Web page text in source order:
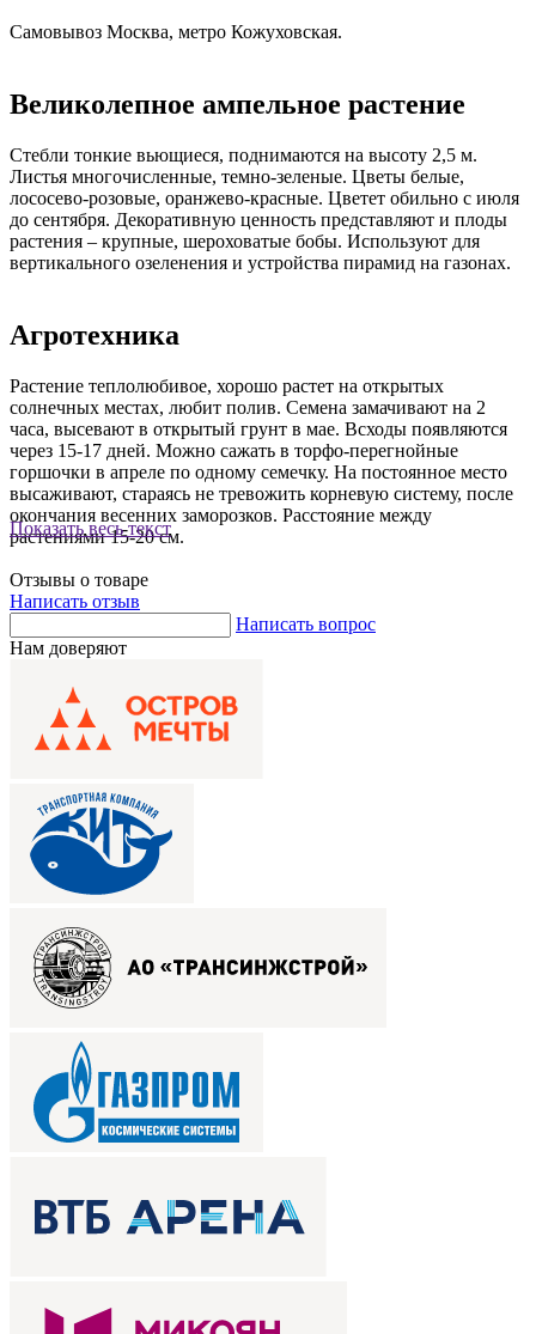
Показать весь текст
Самовывоз Москва, метро Кожуховская.
Великолепное ампельное растение
Стебли тонкие вьющиеся, поднимаются на высоту 2,5 м.
Листья многочисленные, темно-зеленые. Цветы белые,
лососево-розовые, оранжево-красные. Цветет обильно с июля
до сентября. Декоративную ценность представляют и плоды
растения – крупные, шероховатые бобы. Используют для
вертикального озеленения и устройства пирамид на газонах.
Агротехника
Растение теплолюбивое, хорошо растет на открытых
солнечных местах, любит полив. Семена замачивают на 2
часа, высевают в открытый грунт в мае. Всходы появляются
через 15-17 дней. Можно сажать в торфо-перегнойные
горшочки в апреле по одному семечку. На постоянное место
высаживают, стараясь не тревожить корневую систему, после
окончания весенних заморозков. Расстояние между
растениями 15-20 см.
Отзывы о товаре
Написать отзыв
Написать вопрос
Нам доверяют